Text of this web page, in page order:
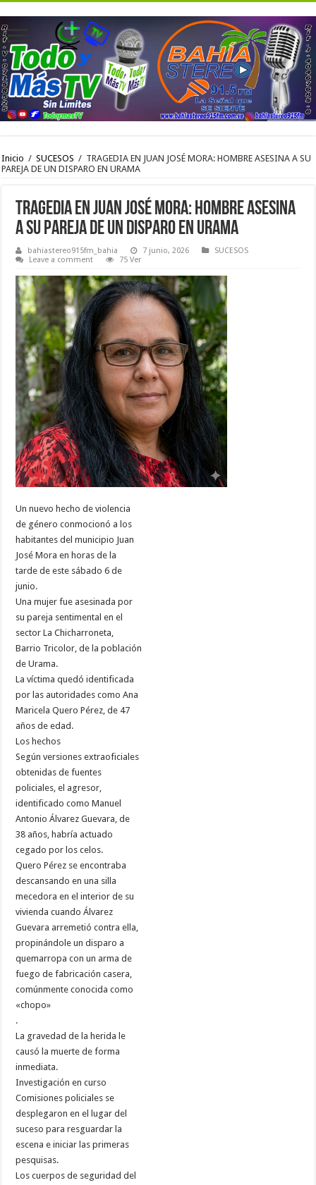
Inicio / SUCESOS / TRAGEDIA EN JUAN JOSÉ MORA: HOMBRE ASESINA A SU
PAREJA DE UN DISPARO EN URAMA
TRAGEDIA EN JUAN JOSÉ MORA: HOMBRE ASESINA
A SU PAREJA DE UN DISPARO EN URAMA
bahiastereo915fm_bahia 7 junio, 2026
SUCESOS
Leave a comment
75 Ver
Un nuevo hecho de violencia
de género conmocionó a los
habitantes del municipio Juan
José Mora en horas de la
tarde de este sábado 6 de
junio.
Una mujer fue asesinada por
su pareja sentimental en el
sector La Chicharroneta,
Barrio Tricolor, de la población
de Urama.
La víctima quedó identificada
por las autoridades como Ana
Maricela Quero Pérez, de 47
años de edad.
Los hechos
Según versiones extraoficiales
obtenidas de fuentes
policiales, el agresor,
identificado como Manuel
Antonio Álvarez Guevara, de
38 años, habría actuado
cegado por los celos.
Quero Pérez se encontraba
descansando en una silla
mecedora en el interior de su
vivienda cuando Álvarez
Guevara arremetió contra ella,
propinándole un disparo a
quemarropa con un arma de
fuego de fabricación casera,
comúnmente conocida como
«chopo»
.
La gravedad de la herida le
causó la muerte de forma
inmediata.
Investigación en curso
Comisiones policiales se
desplegaron en el lugar del
suceso para resguardar la
escena e iniciar las primeras
pesquisas.
Los cuerpos de seguridad del